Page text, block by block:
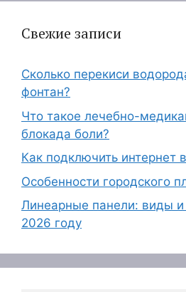
Свежие записи
Сколько перекиси
фонтан?
Что такое лечебно-
блокада боли?
Как подключить интернет
Особенности городского
Линеарные панели: виды и
2026 году